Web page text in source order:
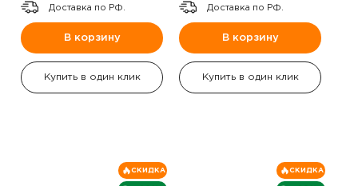
Доставка по РФ.
В корзину
Купить в один клик
Доставка по РФ.
В корзину
Купить в один клик
СКИДКА СКИДКА